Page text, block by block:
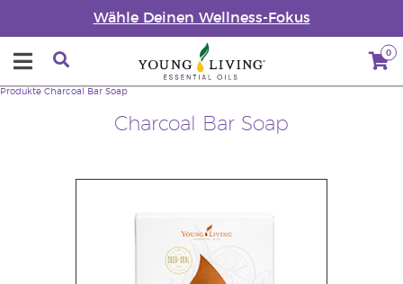
Wähle Deinen Wellness-Fokus
0
Charcoal Bar Soap
Produkte Charcoal Bar Soap